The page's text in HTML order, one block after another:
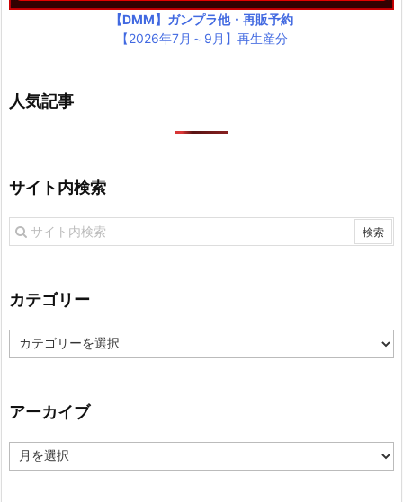
【DMM】ガンプラ他・再販予約
【2026年7月～9月】再生産分
人気記事
サイト内検索
カテゴリー
カ
テ
ー
アーカイブ
ー